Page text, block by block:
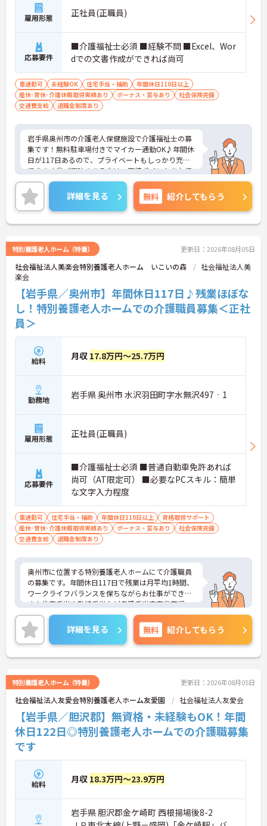
雇用形態 正社員(正職員)
応募要件
■介護福祉士必須 ■経験不問 ■Excel、Wor
dでの文書作成ができれば尚可
車通勤可 未経験OK 住宅手当・補助
年間休日110日以上
産休･育休･介護休暇取得実績あり
ボーナス・賞与あり
社会保険完備
交通費支給
退職金制度あり
岩手県奥州市の介護老人保健施設で介護福祉士の募
集です！無料駐車場付きでマイカー通勤OK♪年間休
日が117日あるので、プライベートもしっかり充実
できます◎ご興味のある方は、面接ポイントをお伝
えしますので、お気軽にご連絡ください。
詳細を見る 無料 紹介してもらう
特別養護老人ホーム（特養） 更新日：2026年08月05日
社会福祉法人美楽会特別養護老人ホーム いこいの森
社会福祉法人美
楽会
【岩手県／奥州市】年間休日117日♪残業ほぼな
し！特別養護老人ホームでの介護職員募集＜正社
員＞
給料 月収 17.8万円～25.7万円
勤務地 岩手県 奥州市 水沢羽田町字水無沢497‐1
雇用形態 正社員(正職員)
応募要件
■介護福祉士必須 ■普通自動車免許あれば
尚可（AT限定可） ■必要なPCスキル：簡単
な文字入力程度
車通勤可 住宅手当・補助 年間休日110日以上
資格取得サポート
産休･育休･介護休暇取得実績あり
ボーナス・賞与あり
社会保険完備
交通費支給
退職金制度あり
奥州市に位置する特別養護老人ホームにて介護職員
の募集です。年間休日117日で残業は月平均1時間、
ワークライフバランスを保ちながらお仕事ができま
す♪住宅手当や勤続手当など各種手当充実◎育児・
介護休業の取得実績もあり、ライフステージの変化
にも柔軟に対応できる環境です♪お持ちの業務経験
や資格をぜひ職場で活かしてみませんか？ご興味あ
る方は面接ポイントをお伝えしますので、お気軽に
ご連絡ください。
詳細を見る 無料 紹介してもらう
特別養護老人ホーム（特養） 更新日：2026年08月05日
社会福祉法人友愛会特別養護老人ホーム友愛園 社会福祉法人友愛会
【岩手県／胆沢郡】無資格・未経験もOK！年間
休日122日◎特別養護老人ホームでの介護職募集
です
給料 月収 18.3万円～23.9万円
岩手県 胆沢郡金ケ崎町 西根揚場後8-2